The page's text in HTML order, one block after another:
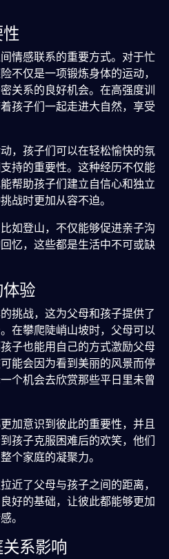
情感联系的重要方式。对于忙
不仅是一项锻炼身体的运动，
关系的良好机会。在高强度训
孩子们一起走进大自然，享受
，孩子们可以在轻松愉快的氛
持的重要性。这种经历不仅能
帮助孩子们建立自信心和独立
战时更加从容不迫。
如登山，不仅能够促进亲子沟
忆，这些都是生活中不可或缺
验
挑战，这为父母和孩子提供了
在攀爬陡峭山坡时，父母可以
子也能用自己的方式激励父母
能会因为看到美丽的风景而停
个机会去欣赏那些平日里未曾
加意识到彼此的重要性，并且
孩子克服困难后的欢笑，他们
个家庭的凝聚力。
近了父母与孩子之间的距离，
好的基础，让彼此都能够更加
。
系影响